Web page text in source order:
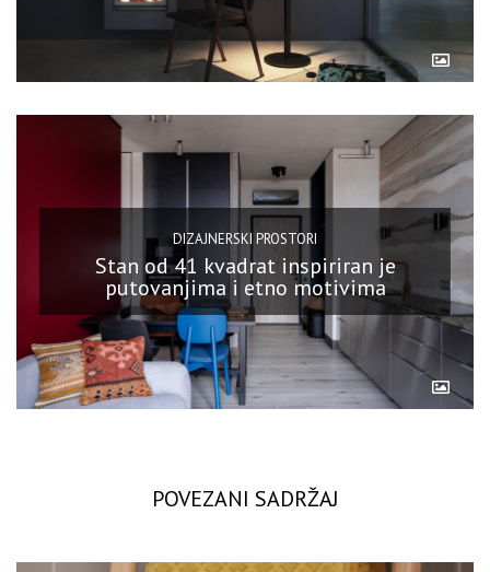
DIZAJNERSKI PROSTORI
Stan od 41 kvadrat inspiriran je
putovanjima i etno motivima
POVEZANI SADRŽAJ